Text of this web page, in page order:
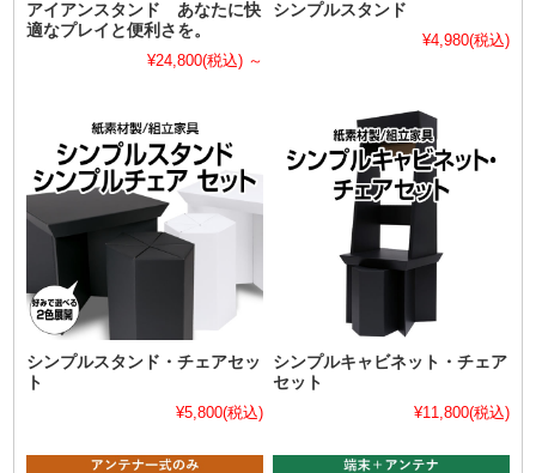
アイアンスタンド あなたに快
適なプレイと便利さを。
¥24,800(税込) ～
シンプルスタンド
¥4,980(税込)
シンプルスタンド・チェアセッ
ト
¥5,800(税込)
シンプルキャビネット・チェア
セット
¥11,800(税込)